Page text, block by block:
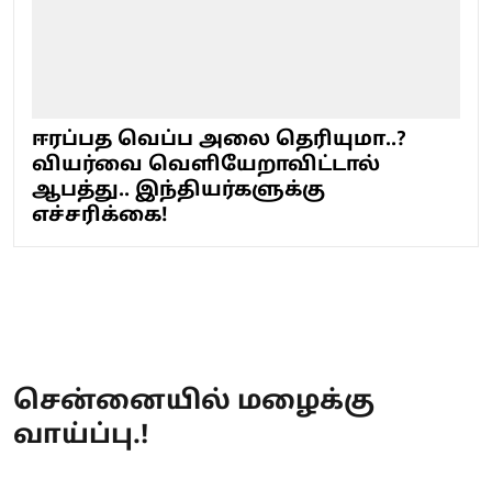
ஈரப்பத வெப்ப அலை தெரியுமா..?
வியர்வை வெளியேறாவிட்டால்
ஆபத்து.. இந்தியர்களுக்கு
எச்சரிக்கை!
சென்னையில் மழைக்கு
வாய்ப்பு.!